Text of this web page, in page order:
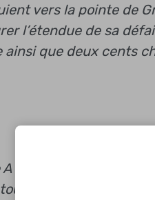
vers la pointe de
l’étendue de sa
que deux cents
A trois ou quatre cents
à droite